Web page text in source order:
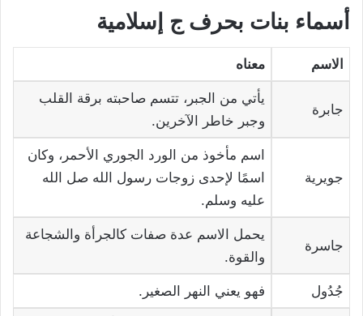
أسماء بنات بحرف ج إسلامية
الاسم معناه
جابرة
يأتي من الجبر، تتسم صاحبته برقة القلب
وجبر خاطر الآخرين.
جويرية
اسم مأخوذ من الورد الجوري الأحمر، وكان
اسمًا لإحدى زوجات رسول الله صل الله
عليه وسلم.
جاسرة
يحمل الاسم عدة صفات كالجرأة والشجاعة
والقوة.
جُدُول فهو يعني النهر الصغير.